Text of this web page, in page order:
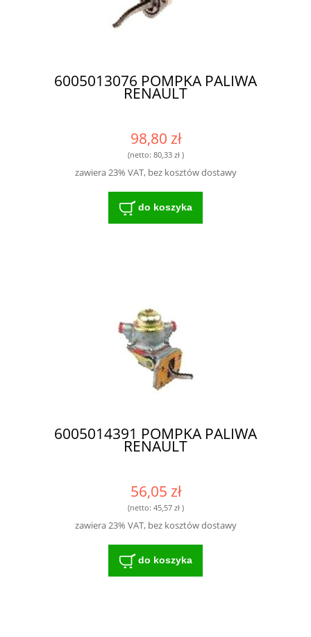
6005013076 POMPKA PALIWA
RENAULT
98,80 zł
(netto: 80,33 zł)
zawiera 23% VAT, bez kosztów dostawy
do koszyka
6005014391 POMPKA PALIWA
RENAULT
56,05 zł
(netto: 45,57 zł)
zawiera 23% VAT, bez kosztów dostawy
do koszyka